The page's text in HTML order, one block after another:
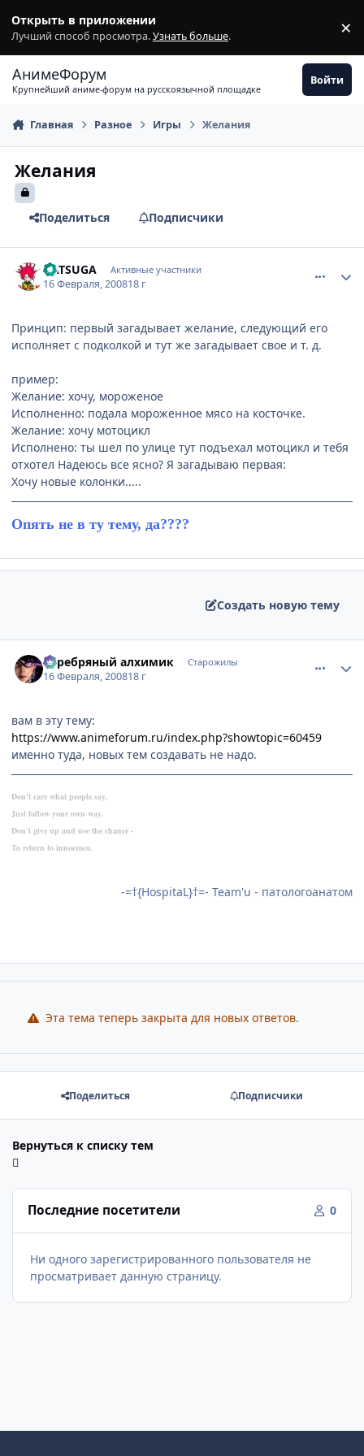
Открыть в приложении
Лучший способ просмотра.Узнать больше. ×
АнимеФорум
Крупнейший аниме-форум на русскоязычной площадке
Войти
Главная Разное Игры Желания
Желания
Поделиться Подписчики
GATSUGA Активные участники
16 Февраля, 200818 г
Принцип: первый загадывает желание, следующий его
исполняет с подколкой и тут же загадывает свое и т. д.
пример:
Желание: хочу, мороженое
Исполненно: подала мороженное мясо на косточке.
Желание: хочу мотоцикл
Исполнено: ты шел по улице тут подъехал мотоцикл и тебя
отхотел Надеюсь все ясно? Я загадываю первая:
Хочу новые колонки.....
Опять не в ту тему, да????
Создать новую тему
Серебряный алхимик Старожилы
16 Февраля, 200818 г
вам в эту тему:
https://www.animeforum.ru/index.php?showtopic=60459
именно туда, новых тем создавать не надо.
Don't care what people say,
Just follow your own way.
Don't give up and use the chance -
To return to innocence.
-=†{HospitaL}†=- Team'u - патологоанатом
Эта тема теперь закрыта для новых ответов.
Поделиться Подписчики
Вернуться к списку тем
Последние посетители 0
Ни одного зарегистрированного пользователя не
просматривает данную страницу.